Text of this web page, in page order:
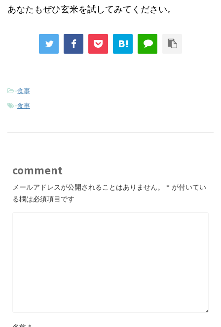
あなたもぜひ玄米を試してみてください。
-食事
-食事
comment
メールアドレスが公開されることはありません。 * が付いてい
る欄は必須項目です